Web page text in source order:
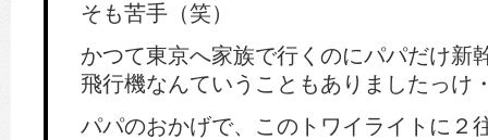
そも苦手（笑）
かつて東京へ家族で行くのにパパだけ新
飛行機なんていうこともありましたっけ
パパのおかげで、このトワイライトに２